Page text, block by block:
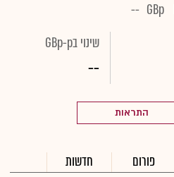
GBp
--
שינוי בGBp-p
--
התראות
פורום חדשות